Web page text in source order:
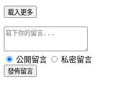
載入更多
公開留言 私密留言
發佈留言